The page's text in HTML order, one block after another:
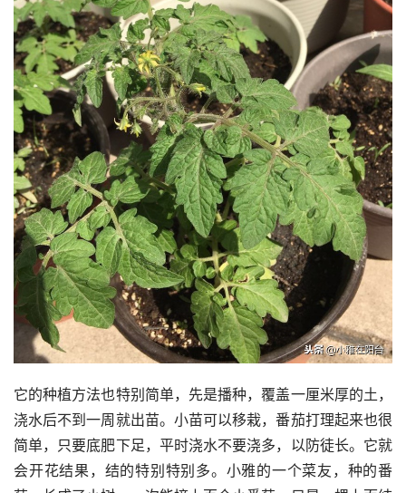
它的种植方法也特别简单，先是播种，覆盖一厘米厚的土，
浇水后不到一周就出苗。小苗可以移栽，番茄打理起来也很
简单，只要底肥下足，平时浇水不要浇多，以防徒长。它就
会开花结果，结的特别特别多。小雅的一个菜友，种的番